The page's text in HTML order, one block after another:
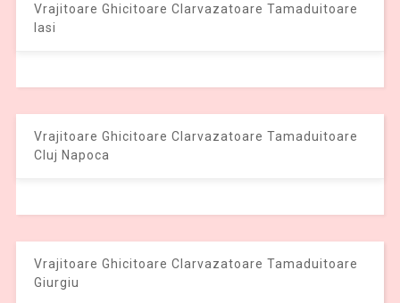
Vrajitoare Ghicitoare Clarvazatoare Tamaduitoare
Iasi
Vrajitoare Ghicitoare Clarvazatoare Tamaduitoare
Cluj Napoca
Vrajitoare Ghicitoare Clarvazatoare Tamaduitoare
Giurgiu